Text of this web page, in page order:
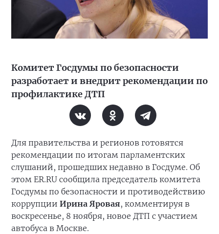
Комитет Госдумы по безопасности
разработает и внедрит рекомендации по
профилактике ДТП
Для правительства и регионов готовятся
рекомендации по итогам парламентских
слушаний, прошедших недавно в Госдуме. Об
этом ER.RU сообщила председатель комитета
Госдумы по безопасности и противодействию
коррупции Ирина Яровая, комментируя в
воскресенье, 8 ноября, новое ДТП с участием
автобуса в Москве.